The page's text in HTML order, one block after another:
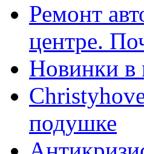
Ремонт
центре.
Новинки в
подушке